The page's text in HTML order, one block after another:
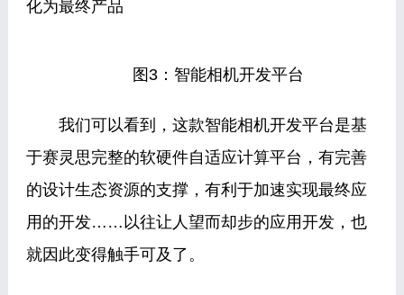
化为最终产品
图3：智能相机开发平台
我们可以看到，这款智能相机开发平台是基
于赛灵思完整的软硬件自适应计算平台，有完善
的设计生态资源的支撑，有利于加速实现最终应
用的开发……以往让人望而却步的应用开发，也
就因此变得触手可及了。